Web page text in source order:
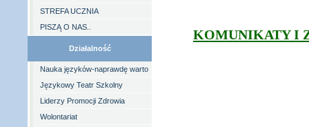
STREFA UCZNIA
PISZĄ O NAS..
Działalność
Nauka języków-naprawdę warto
Językowy Teatr Szkolny
Liderzy Promocji Zdrowia
Wolontariat
KOMUNIKATY I